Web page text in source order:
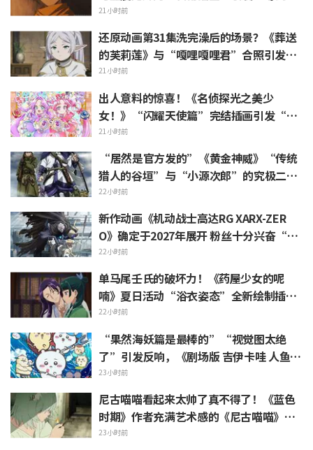
天”“完全就是情侣嘛”等热烈反响
21小时前
还原动画第31集洗完澡后的场景？《葬送
的芙莉莲》与“嘎哩嘎哩君”合照引发
“头发像是裹着浴巾”热议
21小时前
出人意料的惊喜！《名侦探光之美少
女！》“闪耀天使篇”完结插画引发“心
里一阵紧揪”“感受到了制作组的爱”等
热烈反响
21小时前
“居然是官方发的”《黄金神威》“传统
猎人的谷垣”与“小源次郎”的究极二选
一 引发“两个都喜欢”的声浪涌现
22小时前
新作动画《机动战士高达RG XARX-ZER
O》确定于2027年展开 粉丝十分兴奋“斗
篷加上野兽般的胳膊！！”“主角机相当
帅气”
22小时前
单马尾壬氏的破坏力！《药屋少女的呢
喃》夏日活动“浴衣姿态”全新绘制插画
引发“心脏真的遭不住了”“建议留作壁
画”的反响
22小时前
“果然海妖篇是最棒的”“视觉图太绝
了”引发反响，《剧场版 吉伊卡哇 人鱼岛
的秘密》今日7月24日上映
23小时前
尼古喵喵看起来太帅了真不得了！《蓝色
时期》作者充满艺术感的《尼古喵喵》插
画被赞“说不定真能在艺大见到”
23小时前